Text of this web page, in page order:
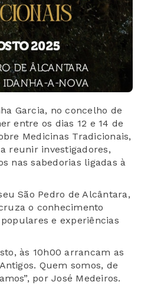
Garcia, no concelho de
entre os dias 12 e 14 de
Medicinas Tradicionais,
reunir investigadores,
nas sabedorias ligadas à
São Pedro de Alcântara,
o conhecimento
e experiências
às 10h00 arrancam as
Quem somos, de
por José Medeiros.